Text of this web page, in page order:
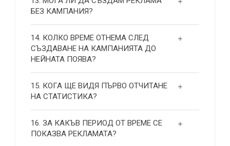
БЕЗ КАМПАНИЯ?
14. КОЛКО ВРЕМЕ ОТНЕМА СЛЕД
СЪЗДАВАНЕ НА КАМПАНИЯТА ДО
НЕЙНАТА ПОЯВА?
15. КОГА ЩЕ ВИДЯ ПЪРВО ОТЧИТАНЕ
НА СТАТИСТИКА?
16. ЗА КАКЪВ ПЕРИОД ОТ ВРЕМЕ СЕ
ПОКАЗВА РЕКЛАМАТА?